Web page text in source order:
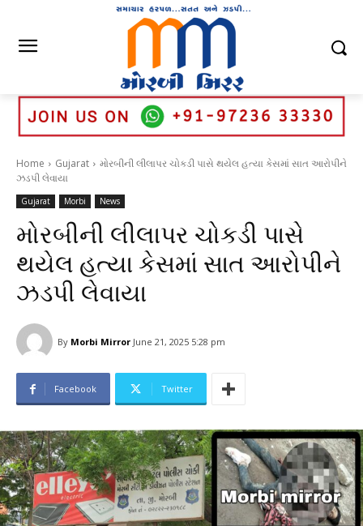
Home Gujarat
મોરબીની લીલાપર ચોકડી પાસે થયેલ હત્યા કેસમાં સાત આરોપીને
ઝડપી લેવાયા
Gujarat Morbi News
મોરબીની લીલાપર ચોકડી પાસે
થયેલ હત્યા કેસમાં સાત આરોપીને
ઝડપી લેવાયા
By Morbi Mirror June 21, 2025 5:28 pm
Facebook Twitter